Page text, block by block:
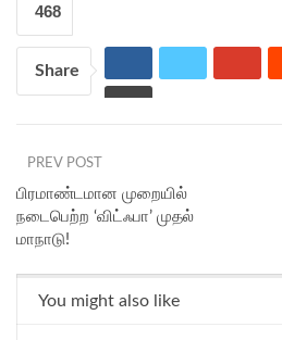
468
Share
PREV POST
பிரமாண்டமான முறையில்
நடைபெற்ற ‘விட்ஃபா’ முதல்
மாநாடு!
You might also like